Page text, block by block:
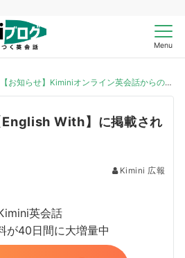
Menu
【お知らせ】Kiminiオンライン英会話からのお知らせ
With】に掲載され
Kimini 広報
英会話
が40日間に大増量中